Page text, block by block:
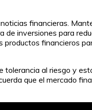
financieras.
inversiones para
financieros
al riesgo y
que el mercado